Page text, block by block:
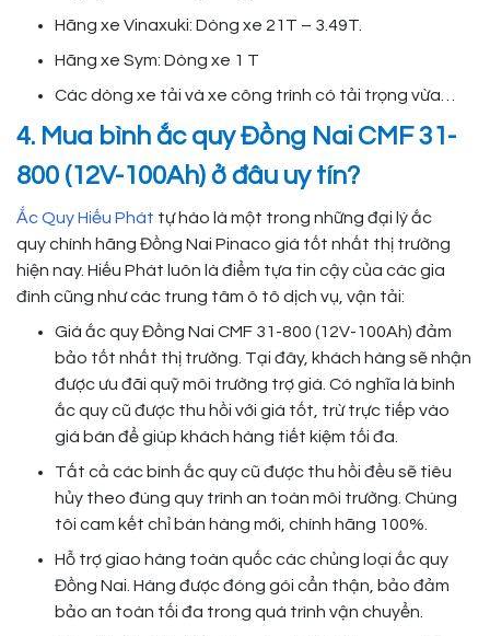
Hãng xe Vinaxuki: Dòng xe 21T – 3.49T.
Hãng xe Sym: Dòng xe 1 T
Các dòng xe tải và xe công trình có tải trọng vừa…
4. Mua bình ắc quy Đồng Nai CMF 31-
800 (12V-100Ah) ở đâu uy tín?
Ắc Quy Hiếu Phát tự hào là một trong những đại lý ắc
quy chính hãng Đồng Nai Pinaco giá tốt nhất thị trường
hiện nay. Hiếu Phát luôn là điểm tựa tin cậy của các gia
đình cũng như các trung tâm ô tô dịch vụ, vận tải:
Giá ắc quy Đồng Nai CMF 31-800 (12V-100Ah) đảm
bảo tốt nhất thị trường. Tại đây, khách hàng sẽ nhận
được ưu đãi quỹ môi trường trợ giá. Có nghĩa là bình
ắc quy cũ được thu hồi với giá tốt, trừ trực tiếp vào
giá bán để giúp khách hàng tiết kiệm tối đa.
Tất cả các bình ắc quy cũ được thu hồi đều sẽ tiêu
hủy theo đúng quy trình an toàn môi trường. Chúng
tôi cam kết chỉ bán hàng mới, chính hãng 100%.
Hỗ trợ giao hàng toàn quốc các chủng loại ắc quy
Đồng Nai. Hàng được đóng gói cẩn thận, bảo đảm
bảo an toàn tối đa trong quá trình vận chuyển.